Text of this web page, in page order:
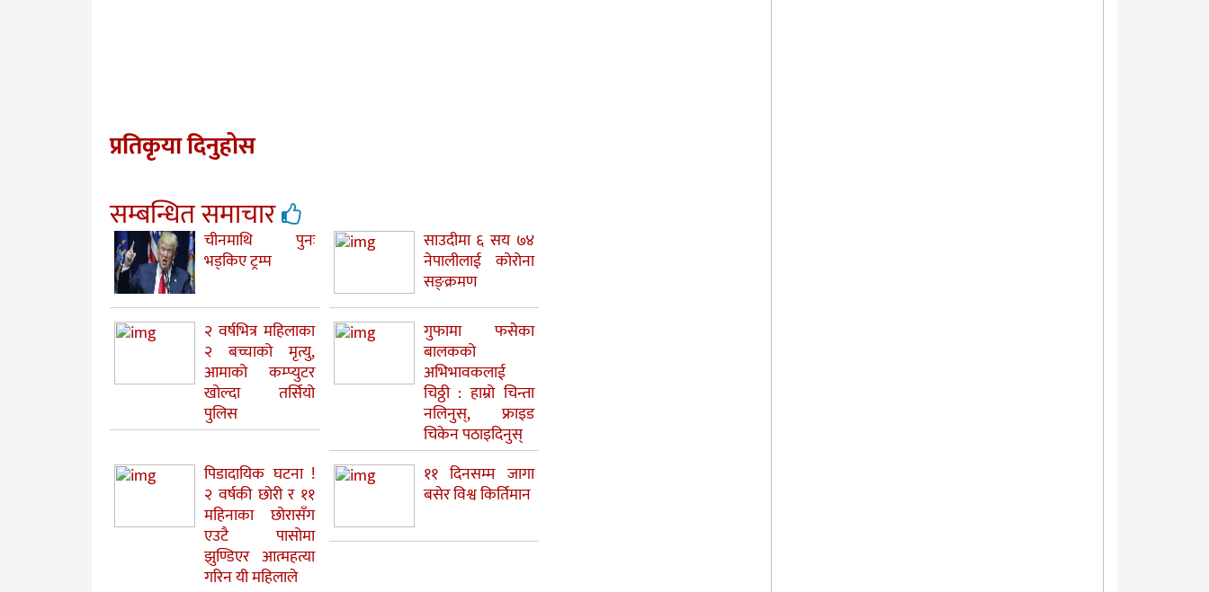
प्रतिकृया दिनुहोस
सम्बन्धित समाचार
चीनमाथि पुनः
भड्किए ट्रम्प
साउदीमा ६ सय ७४
नेपालीलाई कोरोना
सङ्क्रमण
२ वर्षभित्र महिलाका
२ बच्चाको मृत्यु,
आमाको कम्प्युटर
खोल्दा तर्सियो
पुलिस
गुफामा फसेका
बालकको
अभिभावकलाई
चिठ्ठी : हाम्रो चिन्ता
नलिनुस्, फ्राइड
चिकेन पठाइदिनुस्
पिडादायिक घटना !
२ वर्षकी छोरी र ११
महिनाका छोरासँग
एउटै पासोमा
झुण्डिएर आत्महत्या
गरिन यी महिलाले
११ दिनसम्म जागा
बसेर विश्व किर्तिमान